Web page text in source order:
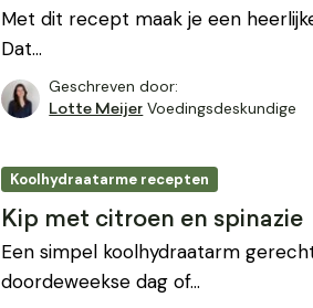
Met dit recept maak je een
Dat…
Geschreven door:
Lotte Meijer Voedingsdeskundige
Koolhydraatarme recepten
Kip met citroen en spinazie
Een simpel koolhydraatarm
doordeweekse dag of…